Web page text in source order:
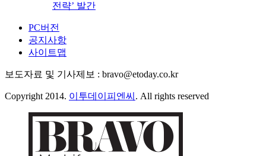
전략’ 발간
PC버전
공지사항
사이트맵
보도자료 및 기사제보 : bravo@etoday.co.kr
Copyright 2014. 이투데이피엔씨 . All rights reserved